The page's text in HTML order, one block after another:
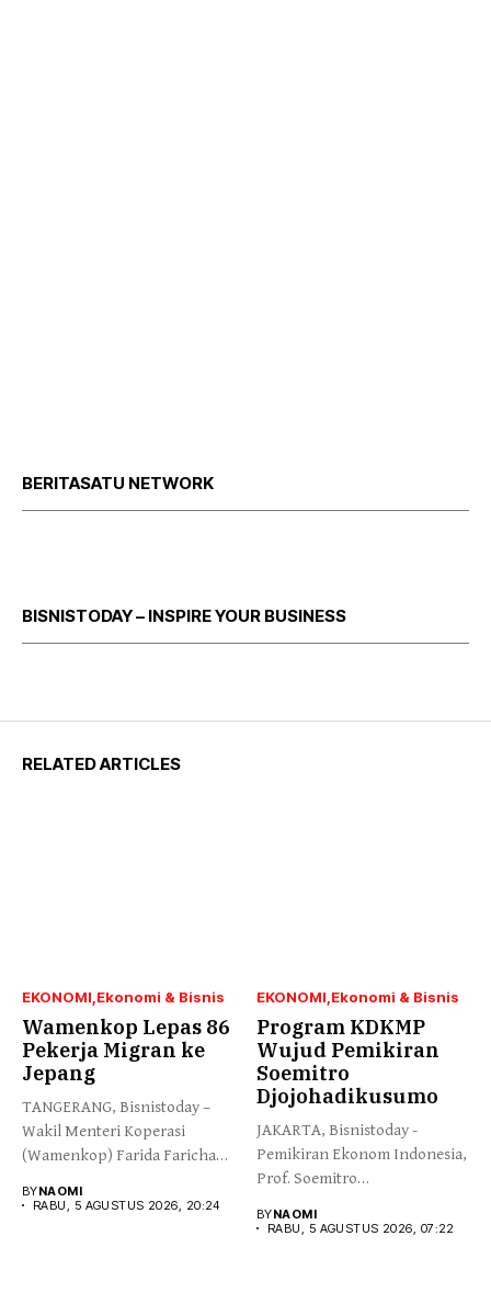
BERITASATU NETWORK
BISNISTODAY – INSPIRE YOUR BUSINESS
RELATED ARTICLES
EKONOMI Ekonomi & Bisnis
Wamenkop Lepas 86
Pekerja Migran ke
Jepang
TANGERANG, Bisnistoday –
Wakil Menteri Koperasi
(Wamenkop) Farida Farichah
BYNAOMI
RABU, 5 AGUSTUS 2026, 20:24
EKONOMI Ekonomi & Bisnis
Program KDKMP
Wujud Pemikiran
Soemitro
Djojohadikusumo
JAKARTA, Bisnistoday -
Pemikiran Ekonom Indonesia,
Prof. Soemitro
menegaskan kemerdekaan...
BYNAOMI
RABU, 5 AGUSTUS 2026, 07:22